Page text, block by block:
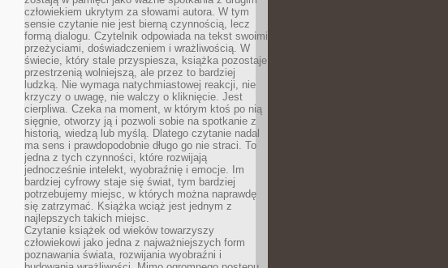
człowiekiem ukrytym za słowami autora. W tym
sensie czytanie nie jest bierną czynnością, lecz
formą dialogu. Czytelnik odpowiada na tekst swoimi
przeżyciami, doświadczeniem i wrażliwością. W
świecie, który stale przyspiesza, książka pozostaje
przestrzenią wolniejszą, ale przez to bardziej
ludzką. Nie wymaga natychmiastowej reakcji, nie
krzyczy o uwagę, nie walczy o kliknięcie. Jest
cierpliwa. Czeka na moment, w którym ktoś po nią
sięgnie, otworzy ją i pozwoli sobie na spotkanie z
historią, wiedzą lub myślą. Dlatego czytanie nadal
ma sens i prawdopodobnie długo go nie straci. To
jedna z tych czynności, które rozwijają
jednocześnie intelekt, wyobraźnię i emocje. Im
bardziej cyfrowy staje się świat, tym bardziej
potrzebujemy miejsc, w których można naprawdę
się zatrzymać. Książka wciąż jest jednym z
najlepszych takich miejsc.
Czytanie książek od wieków towarzyszy
człowiekowi jako jedna z najważniejszych form
poznawania świata, rozwijania wyobraźni i